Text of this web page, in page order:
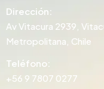
Dirección:
Av Vitacura 2939,
Metropolitana, Chile
Teléfono:
+56 9 7807 0277